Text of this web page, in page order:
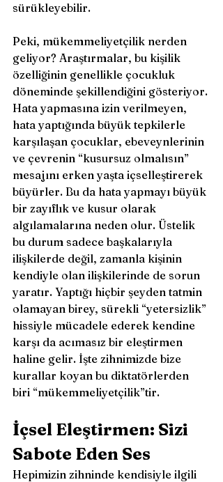
sürükleyebilir.
Peki, mükemmeliyetçilik nerden
geliyor? Araştırmalar, bu kişilik
özelliğinin genellikle çocukluk
döneminde şekillendiğini gösteriyor.
Hata yapmasına izin verilmeyen,
hata yaptığında büyük tepkilerle
karşılaşan çocuklar, ebeveynlerinin
ve çevrenin “kusursuz olmalısın”
mesajını erken yaşta içselleştirerek
büyürler. Bu da hata yapmayı büyük
bir zayıflık ve kusur olarak
algılamalarına neden olur. Üstelik
bu durum sadece başkalarıyla
ilişkilerde değil, zamanla kişinin
kendiyle olan ilişkilerinde de sorun
yaratır. Yaptığı hiçbir şeyden tatmin
olamayan birey, sürekli “yetersizlik”
hissiyle mücadele ederek kendine
karşı da acımasız bir eleştirmen
haline gelir. İşte zihnimizde bize
kurallar koyan bu diktatörlerden
biri “mükemmeliyetçilik”tir.
İçsel Eleştirmen: Sizi
Sabote Eden Ses
Hepimizin zihninde kendisiyle ilgili